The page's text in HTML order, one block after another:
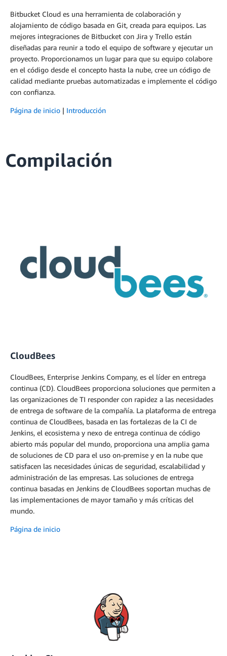
Bitbucket Cloud es una herramienta de colaboración y
alojamiento de código basada en Git, creada para equipos. Las
mejores integraciones de Bitbucket con Jira y Trello están
diseñadas para reunir a todo el equipo de software y ejecutar un
proyecto. Proporcionamos un lugar para que su equipo colabore
en el código desde el concepto hasta la nube, cree un código de
calidad mediante pruebas automatizadas e implemente el código
con confianza.
Página de inicio | Introducción
Compilación
CloudBees
CloudBees, Enterprise Jenkins Company, es el líder en entrega
continua (CD). CloudBees proporciona soluciones que permiten a
las organizaciones de TI responder con rapidez a las necesidades
de entrega de software de la compañía. La plataforma de entrega
continua de CloudBees, basada en las fortalezas de la CI de
Jenkins, el ecosistema y nexo de entrega continua de código
abierto más popular del mundo, proporciona una amplia gama
de soluciones de CD para el uso on-premise y en la nube que
satisfacen las necesidades únicas de seguridad, escalabilidad y
administración de las empresas. Las soluciones de entrega
continua basadas en Jenkins de CloudBees soportan muchas de
las implementaciones de mayor tamaño y más críticas del
mundo.
Página de inicio